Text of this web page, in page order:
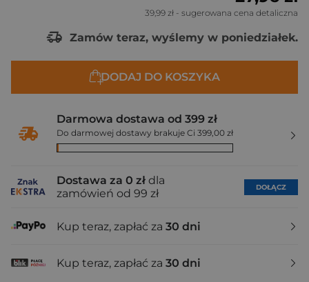
39,99 zł - sugerowana cena detaliczna
Zamów teraz, wyślemy w poniedziałek.
DODAJ DO KOSZYKA
Darmowa dostawa od 399 zł
Do darmowej dostawy brakuje Ci 399,00 zł
Dostawa za 0 zł dla
zamówień od 99 zł
DOŁĄCZ
Kup teraz, zapłać za 30 dni
Kup teraz, zapłać za 30 dni